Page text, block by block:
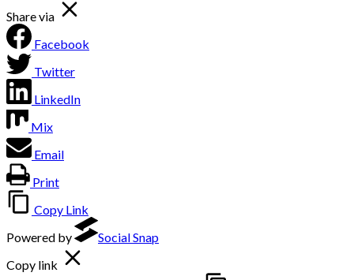
Share via
Facebook
Twitter
LinkedIn
Mix
Email
Print
Copy Link
Powered by
Social Snap
Copy link